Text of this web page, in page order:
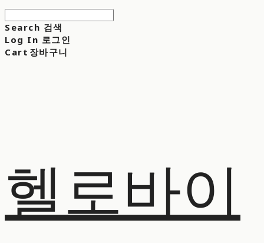
Search 검색
Log In 로그인
Cart 장바구니
헬로바이